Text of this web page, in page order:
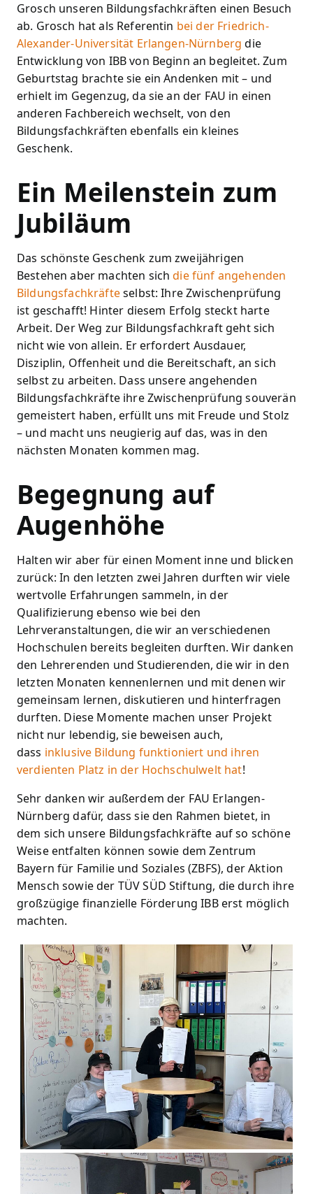
Grosch unseren Bildungsfachkräften einen Besuch
ab. Grosch hat als Referentin bei der Friedrich-
Alexander-Universität Erlangen-Nürnberg die
Entwicklung von IBB von Beginn an begleitet. Zum
Geburtstag brachte sie ein Andenken mit – und
erhielt im Gegenzug, da sie an der FAU in einen
anderen Fachbereich wechselt, von den
Bildungsfachkräften ebenfalls ein kleines
Geschenk.
Ein Meilenstein zum
Jubiläum
Das schönste Geschenk zum zweijährigen
Bestehen aber machten sichdie fünf angehenden
Bildungsfachkräfteselbst: Ihre Zwischenprüfung
ist geschafft! Hinter diesem Erfolg steckt harte
Arbeit. Der Weg zur Bildungsfachkraft geht sich
nicht wie von allein. Er erfordert Ausdauer,
Disziplin, Offenheit und die Bereitschaft, an sich
selbst zu arbeiten. Dass unsere angehenden
Bildungsfachkräfte ihre Zwischenprüfung souverän
gemeistert haben, erfüllt uns mit Freude und Stolz
– und macht uns neugierig auf das, was in den
nächsten Monaten kommen mag.
Begegnung auf
Augenhöhe
Halten wir aber für einen Moment inne und blicken
zurück: In den letzten zwei Jahren durften wir viele
wertvolle Erfahrungen sammeln, in der
Qualifizierung ebenso wie bei den
Lehrveranstaltungen, die wir an verschiedenen
Hochschulen bereits begleiten durften. Wir danken
den Lehrerenden und Studierenden, die wir in den
letzten Monaten kennenlernen und mit denen wir
gemeinsam lernen, diskutieren und hinterfragen
durften. Diese Momente machen unser Projekt
nicht nur lebendig, sie beweisen auch,
dass inklusive Bildung funktioniert und ihren
verdienten Platz in der Hochschulwelt hat!
Sehr danken wir außerdem der FAU Erlangen-
Nürnberg dafür, dass sie den Rahmen bietet, in
dem sich unsere Bildungsfachkräfte auf so schöne
Weise entfalten können sowie dem Zentrum
Bayern für Familie und Soziales (ZBFS), der Aktion
Mensch sowie der TÜV SÜD Stiftung, die durch ihre
großzügige finanzielle Förderung IBB erst möglich
machten.